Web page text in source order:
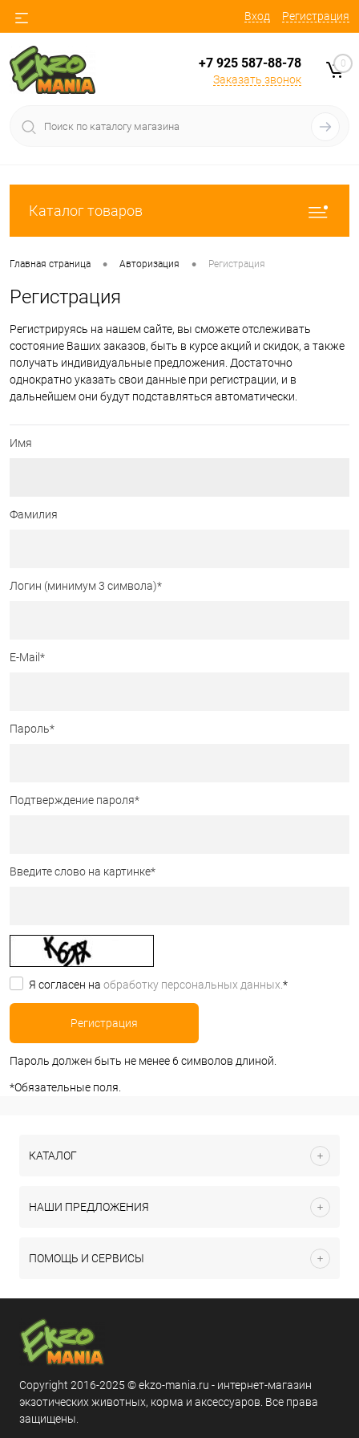
Вход Регистрация
+7 925 587-88-78
Заказать звонок
0
Каталог товаров
Главная страница • Авторизация • Регистрация
Регистрация
Регистрируясь на нашем сайте, вы сможете отслеживать
состояние Ваших заказов, быть в курсе акций и скидок, а также
получать индивидуальные предложения. Достаточно
однократно указать свои данные при регистрации, и в
дальнейшем они будут подставляться автоматически.
Имя
Фамилия
Логин (минимум 3 символа)*
E-Mail *
Пароль*
Подтверждение пароля*
Введите слово на картинке*
Я согласен на обработку персональных данных. *
Пароль должен быть не менее 6 символов длиной.
*Обязательные поля.
КАТАЛОГ
НАШИ ПРЕДЛОЖЕНИЯ
ПОМОЩЬ И СЕРВИСЫ
Copyright 2016-2025 © ekzo-mania.ru - интернет-магазин
экзотических животных, корма и аксессуаров. Все права
защищены.